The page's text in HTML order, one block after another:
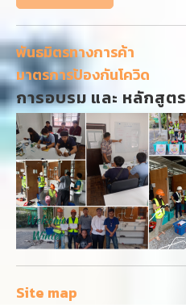
พันธมิตรทางการค้า
มาตรการป้องกันโควิด
การอบรม และ หลักสูตร
Site map